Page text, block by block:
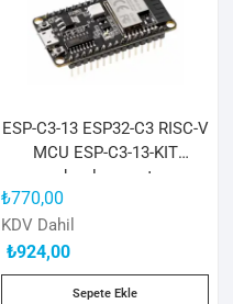
ESP-C3-13 ESP32-C3 RISC-V
MCU ESP-C3-13-KIT
development
₺770,00
KDV Dahil
₺924,00
Sepete Ekle